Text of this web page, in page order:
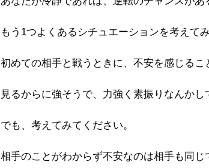
もう1つよくあるシチュエーションを考えてみ
初めての相手と戦うときに、不安を感じるこ
見るからに強そうで、力強く素振りなんかし
でも、考えてみてください。
相手のことがわからず不安なのは相手も同じ